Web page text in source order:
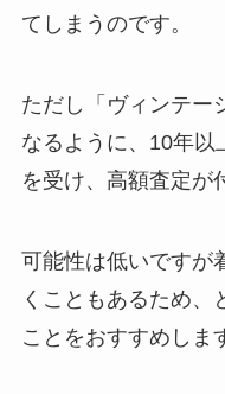
てしまうのです。
ただし「ヴィンテー
なるように、10年以
を受け、高額査定が
可能性は低いですが
くこともあるため、
ことをおすすめしま